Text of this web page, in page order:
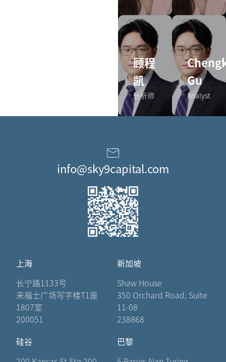
顾程
凯
分析师
Gu
Analyst
info@sky9capital.com
上海
长宁路1133号
来福士广场写字楼T1座
1807室
200051
新加坡
Shaw House
350 Orchard Road, Suite
11-08
238868
硅谷
巴黎